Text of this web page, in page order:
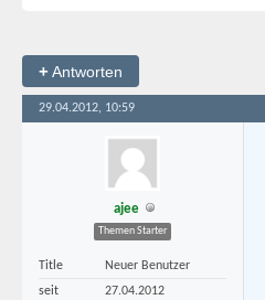
+Antworten
29.04.2012, 10:59
ajee
Themen Starter
Title
Neuer Benutzer
seit
27.04.2012